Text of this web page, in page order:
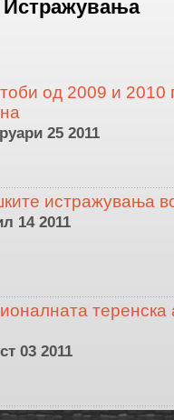
Истражувања
од 2009 и 2010
25 2011
истражувања
14 2011
03 2011